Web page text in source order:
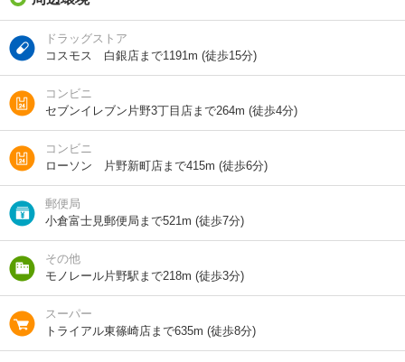
地図を見る
交通
北九州モノレール/片野駅 歩3分
この物件にお問い合わせ
ヒルクレスト片野グランデI 4階
7.3万円 (管理費 5000円)
敷
1LDK｜37.78m²｜4階/10階建
ドラッグストア
コスモス 白銀店まで1191m (徒歩15分)
コンビニ
セブンイレブン片野3丁目店まで264m (徒歩4分)
コンビニ
ローソン 片野新町店まで415m (徒歩6分)
郵便局
小倉富士見郵便局まで521m (徒歩7分)
その他
モノレール片野駅まで218m (徒歩3分)
スーパー
トライアル東篠崎店まで635m (徒歩8分)